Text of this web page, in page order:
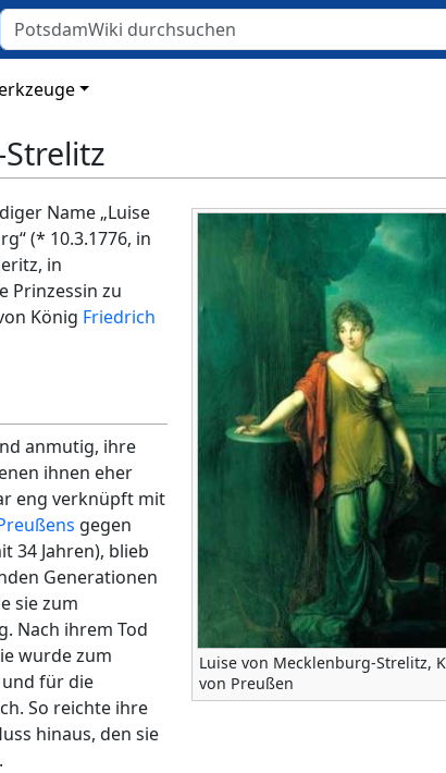
Luise von Mecklenburg-Strelitz,
von Preußen
Name „Luise
(* 10.3.1776, in
in
Prinzessin zu
König Friedrich
anmutig, ihre
ihnen eher
eng verknüpft mit
gegen
34 Jahren), blieb
Generationen
sie zum
Nach ihrem Tod
wurde zum
für die
So reichte ihre
hinaus, den sie